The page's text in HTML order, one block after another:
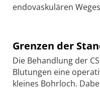
endovaskulären
Grenzen der
Die Behandlung der
Blutungen eine
kleines Bohrloch.